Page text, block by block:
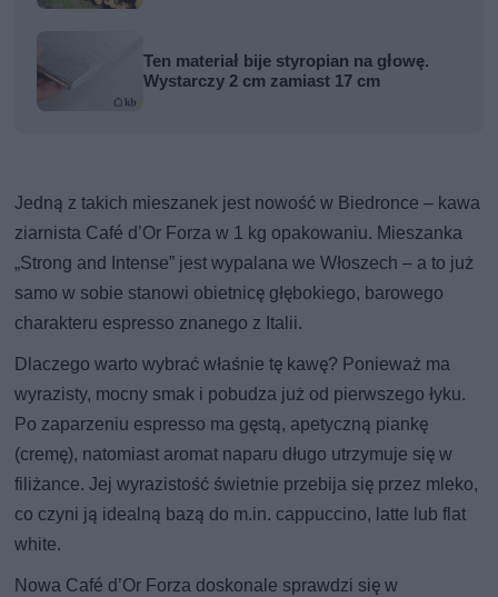
Ten materiał bije styropian na głowę.
Wystarczy 2 cm zamiast 17 cm
Jedną z takich mieszanek jest nowość w Biedronce – kawa
ziarnista Café d’Or Forza w 1 kg opakowaniu. Mieszanka
„Strong and Intense” jest wypalana we Włoszech – a to już
samo w sobie stanowi obietnicę głębokiego, barowego
charakteru espresso znanego z Italii.
Dlaczego warto wybrać właśnie tę kawę? Ponieważ ma
wyrazisty, mocny smak i pobudza już od pierwszego łyku.
Po zaparzeniu espresso ma gęstą, apetyczną piankę
(cremę), natomiast aromat naparu długo utrzymuje się w
filiżance. Jej wyrazistość świetnie przebija się przez mleko,
co czyni ją idealną bazą do m.in. cappuccino, latte lub flat
white.
Nowa Café d’Or Forza doskonale sprawdzi się w